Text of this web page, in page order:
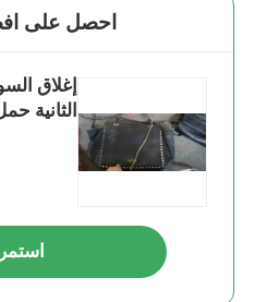
احصل على
إغلاق
الثانية